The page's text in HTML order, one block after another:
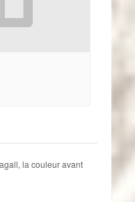
la couleur avant